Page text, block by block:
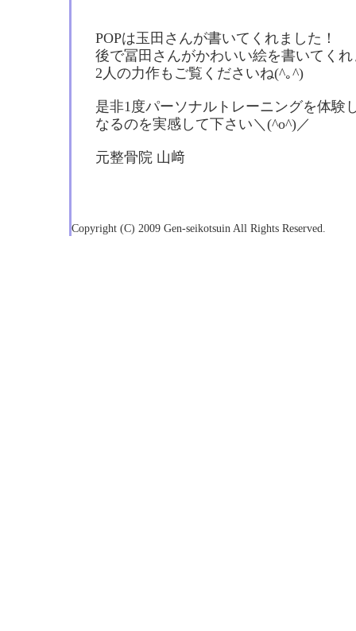
POPは玉田さんが書いてくれました！
後で冨田さんがかわいい絵を書いてく
2人の力作もご覧くださいね(^｡^)
是非1度パーソナルトレーニングを体験
なるのを実感して下さい＼(^o^)／
元整骨院 山﨑
Copyright (C) 2009 Gen-seikotsuin All Rights Reserved.